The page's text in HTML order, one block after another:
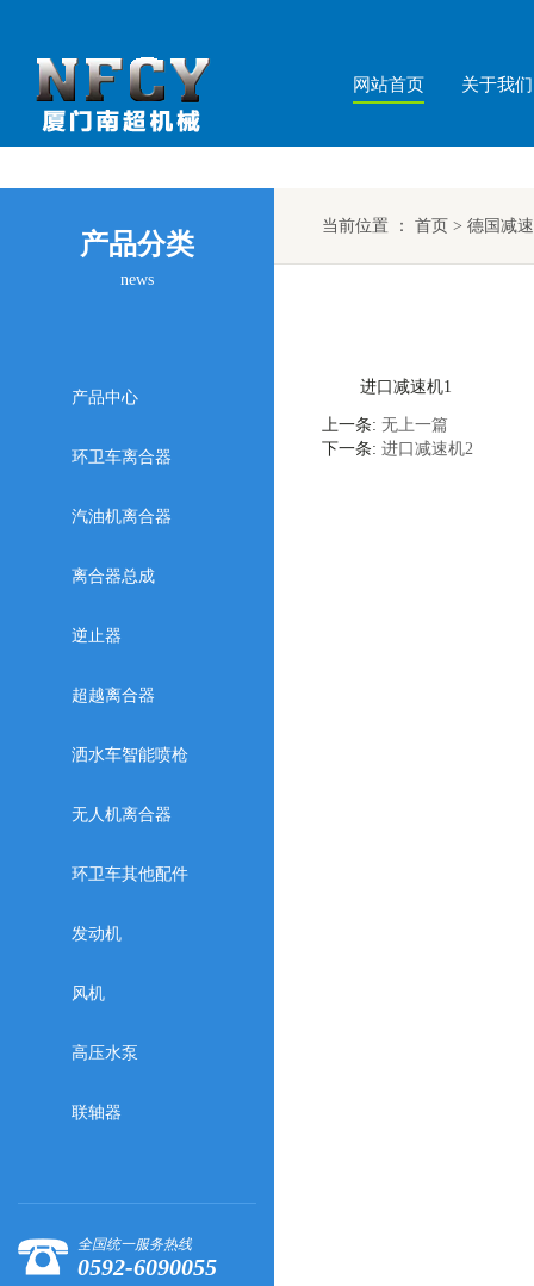
网站首页 关于我们
产品分类
news
产品中心
环卫车离合器
汽油机离合器
离合器总成
逆止器
超越离合器
洒水车智能喷枪
无人机离合器
环卫车其他配件
发动机
风机
高压水泵
联轴器
全国统一服务热线
0592-6090055
当前位置 ： 首页 > 德国减
进口减速机1
上一条: 无上一篇
下一条: 进口减速机2